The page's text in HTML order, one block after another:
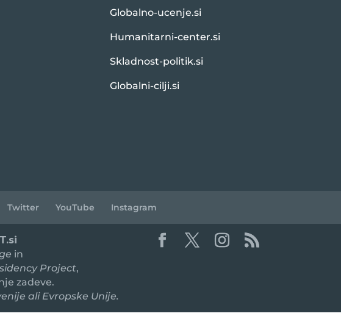
Globalno-ucenje.si
Humanitarni-center.si
Skladnost-politik.si
Globalni-cilji.si
Twitter YouTube Instagram
in
Project,
zadeve.
ali Evropske Unije.